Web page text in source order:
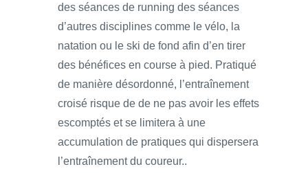
des séances de running des séances
d’autres disciplines comme le vélo, la
natation ou le ski de fond afin d’en tirer
des bénéfices en course à pied. Pratiqué
de manière désordonné, l’entraînement
croisé risque de de ne pas avoir les effets
escomptés et se limitera à une
accumulation de pratiques qui dispersera
l’entraînement du coureur..